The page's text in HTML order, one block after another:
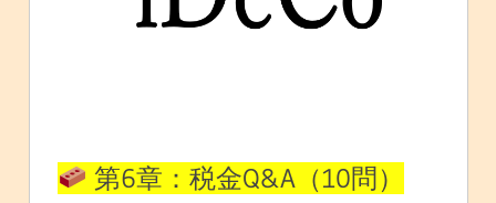
第6章：税金Q&A（10問）